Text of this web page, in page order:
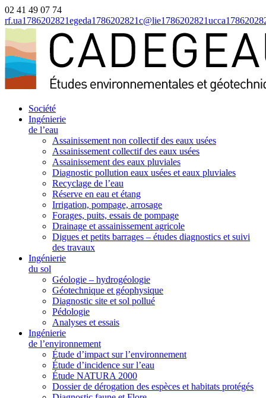
02 41 49 07 74
rf.ua1786202821egeda1786202821c@lie1786202821ucca
Société
Ingénierie
de l’eau
Assainissement non collectif des eaux usées
Assainissement collectif des eaux usées
Assainissement des eaux pluviales
Diagnostic pollution eaux usées et eaux pluviales
Recyclage de l’eau
Réserve en eau et étang
Irrigation, pompage, arrosage
Forages, puits, essais de pompage
Drainage et assainissement agricole
Digues et petits barrages – études diagnostics et suivi
des travaux
Ingénierie
du sol
Géologie – hydrogéologie
Géotechnique et géophysique
Diagnostic site et sol pollué
Pédologie
Analyses et essais
Ingénierie
de l’environnement
Étude d’impact sur l’environnement
Étude d’incidence sur l’eau
Étude NATURA 2000
Dossier de dérogation des espèces et habitats protégés